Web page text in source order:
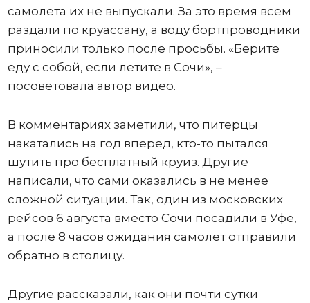
самолета их не выпускали. За это время всем
раздали по круассану, а воду бортпроводники
приносили только после просьбы. «Берите
еду с собой, если летите в Сочи», –
посоветовала автор видео.
В комментариях заметили, что питерцы
накатались на год вперед, кто-то пытался
шутить про бесплатный круиз. Другие
написали, что сами оказались в не менее
сложной ситуации. Так, один из московских
рейсов 6 августа вместо Сочи посадили в Уфе,
а после 8 часов ожидания самолет отправили
обратно в столицу.
Другие рассказали, как они почти сутки